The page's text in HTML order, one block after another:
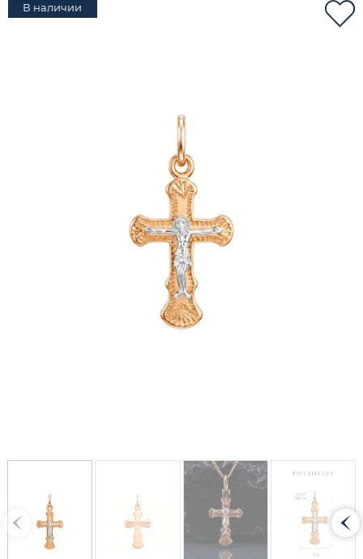
В наличии